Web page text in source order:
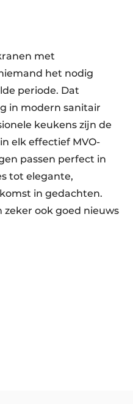
met
het nodig
periode. Dat
in modern sanitair
keukens zijn de
elk effectief MVO-
passen perfect in
tot elegante,
in gedachten.
zeker ook goed nieuws